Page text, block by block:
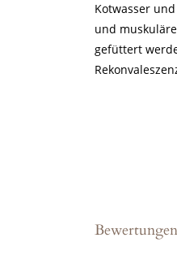
Kotwasser
und
gefüttert
Bewertungen